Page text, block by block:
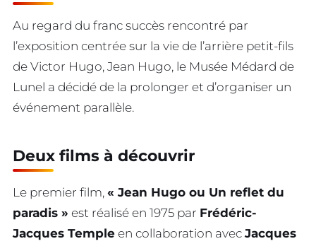
Au regard du franc succès rencontré par
l’exposition centrée sur la vie de l’arrière petit-fils
de Victor Hugo, Jean Hugo, le Musée Médard de
Lunel a décidé de la prolonger et d’organiser un
événement parallèle.
Deux films à découvrir
Le premier film, « Jean Hugo ou Un reflet du
paradis » est réalisé en 1975 par Frédéric-
Jacques Temple en collaboration avec Jacques